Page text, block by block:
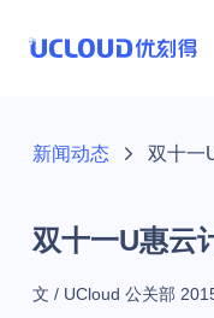
新闻动态 双十一
双十一U惠云
文 / UCloud 公关部